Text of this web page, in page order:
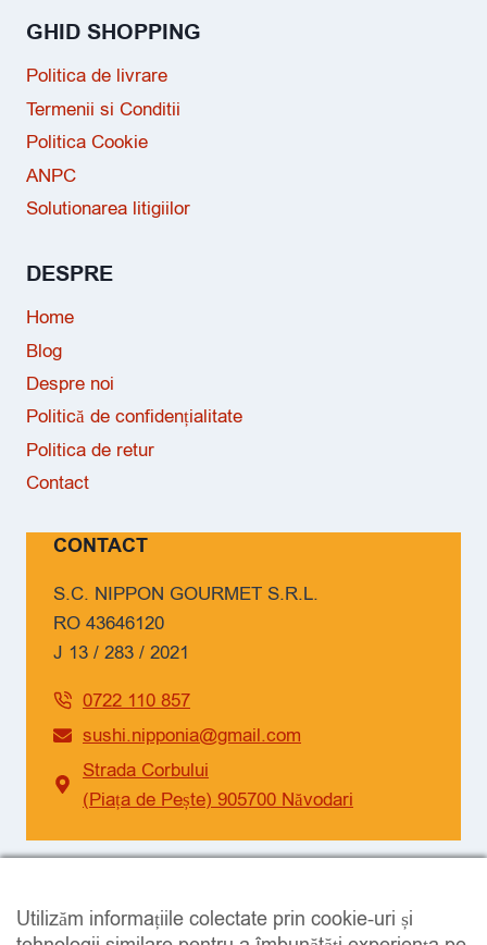
GHID SHOPPING
Politica de livrare
Termenii si Conditii
Politica Cookie
ANPC
Solutionarea litigiilor
DESPRE
Home
Blog
Despre noi
Politică de confidențialitate
Politica de retur
Contact
CONTACT
S.C. NIPPON GOURMET S.R.L.
RO 43646120
J 13 / 283 / 2021
0722 110 857
sushi.nipponia@gmail.com
Strada Corbului
(Piața de Pește) 905700 Năvodari
Facebook
Instagram
Utilizăm informațiile colectate prin cookie-uri și